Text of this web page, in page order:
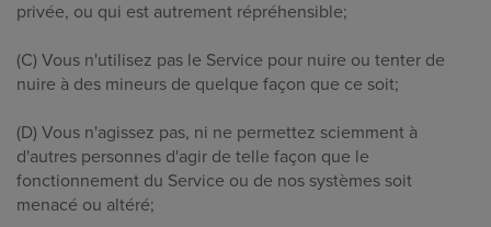
privée, ou qui est autrement répréhensible;
(C) Vous n'utilisez pas le Service pour nuire ou tenter de
nuire à des mineurs de quelque façon que ce soit;
(D) Vous n'agissez pas, ni ne permettez sciemment à
d'autres personnes d'agir de telle façon que le
fonctionnement du Service ou de nos systèmes soit
menacé ou altéré;